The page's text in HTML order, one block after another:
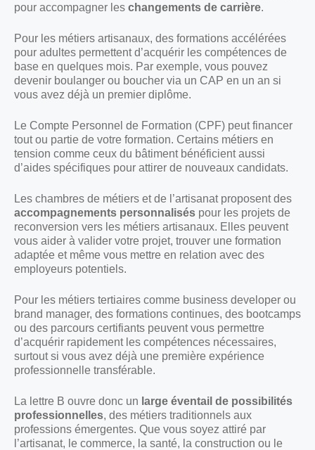
pour accompagner les changements de carrière.
Pour les métiers artisanaux, des formations accélérées
pour adultes permettent d’acquérir les compétences de
base en quelques mois. Par exemple, vous pouvez
devenir boulanger ou boucher via un CAP en un an si
vous avez déjà un premier diplôme.
Le Compte Personnel de Formation (CPF) peut financer
tout ou partie de votre formation. Certains métiers en
tension comme ceux du bâtiment bénéficient aussi
d’aides spécifiques pour attirer de nouveaux candidats.
Les chambres de métiers et de l’artisanat proposent des
accompagnements personnalisés pour les projets de
reconversion vers les métiers artisanaux. Elles peuvent
vous aider à valider votre projet, trouver une formation
adaptée et même vous mettre en relation avec des
employeurs potentiels.
Pour les métiers tertiaires comme business developer ou
brand manager, des formations continues, des bootcamps
ou des parcours certifiants peuvent vous permettre
d’acquérir rapidement les compétences nécessaires,
surtout si vous avez déjà une première expérience
professionnelle transférable.
La lettre B ouvre donc un large éventail de possibilités
professionnelles, des métiers traditionnels aux
professions émergentes. Que vous soyez attiré par
l’artisanat, le commerce, la santé, la construction ou le